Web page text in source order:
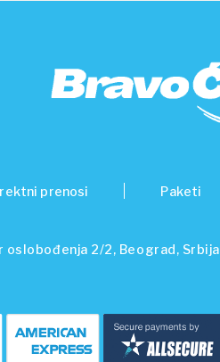
prenosi Paketi
oslobođenja 2/2, Beograd, Srbija